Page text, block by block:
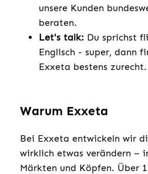
unsere Kunden
beraten.
Let's talk: Du sprichst
Englisch - super, dann
Exxeta bestens zurecht.
Warum Exxeta
Bei Exxeta entwickeln wir
wirklich etwas verändern –
Märkten und Köpfen. Über